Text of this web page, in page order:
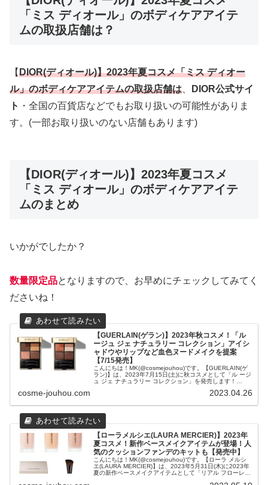
「ミス ディオール」のボディケアアイテ
ムの取扱店舗は？
【DIOR(ディオール)】2023年夏コスメ「ミス ディオー
ル」のボディケアアイテムの取扱店舗は
DIOR公式サイ
ト ・全国の百貨店などでもお取り扱いの可能性がありま
す。(一部お取り扱いのない店舗もあります)
【DIOR(ディオール)】2023年夏コスメ
「ミス ディオール」のボディケアアイテ
ムのまとめ
いかがでしたか？
数量限定品となりますので、お早めにチェックしてみてく
ださいね！
【GUERLAIN(ゲラン)】2023年秋コスメ！「ル
ージュ ジェ ナチュラリー コレクション」アイシ
ャドウやリップなど血色ヌードメイクを提案
【7/15発売】
こんにちは！MK(@cosmejouhou)です。【GUERLAIN(ゲ
ラン)】は、2023年7月15日(土)に秋コスメとして「ル ージ
ュ ジェ ナチュラリー コレクション」を発売します！
cosme-jouhou.com 2023.04.26
【ローラメルシエ(LAURA MERCIER)】2023年
夏コスメ！新作ベースメイクアイテムが登場！人
気のクッションファンデのキットも【発売中】
こんにちは！MK(@cosmejouhou)です。【ローラ メルシ
エ(LAURA MERCIER)】は、2023年5月31日(木)に2023年
夏の新作ベースメイクアイテムとして「リアル フローレス